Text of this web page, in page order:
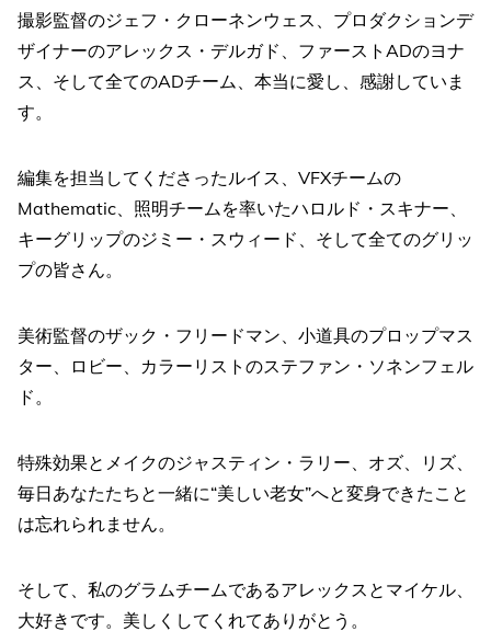
撮影監督のジェフ・クローネンウェス、プロダクションデ
ザイナーのアレックス・デルガド、ファーストADのヨナ
ス、そして全てのADチーム、本当に愛し、感謝していま
す。
編集を担当してくださったルイス、VFXチームの
Mathematic、照明チームを率いたハロルド・スキナー、
キーグリップのジミー・スウィード、そして全てのグリッ
プの皆さん。
美術監督のザック・フリードマン、小道具のプロップマス
ター、ロビー、カラーリストのステファン・ソネンフェル
ド。
特殊効果とメイクのジャスティン・ラリー、オズ、リズ、
毎日あなたたちと一緒に“美しい老女”へと変身できたこと
は忘れられません。
そして、私のグラムチームであるアレックスとマイケル、
大好きです。美しくしてくれてありがとう。